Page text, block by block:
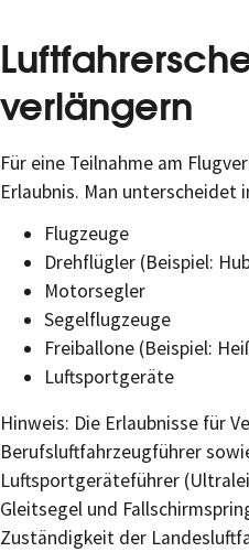
verlängern
Für eine Teilnahme am
Erlaubnis. Man unterscheidet
Flugzeuge
Drehflügler (Beispiel:
Motorsegler
Segelflugzeuge
Freiballone (Beispiel:
Luftsportgeräte
Hinweis: Die Erlaubnisse für
Berufsluftfahrzeugführer
Luftsportgeräteführer
Gleitsegel und
Zuständigkeit der